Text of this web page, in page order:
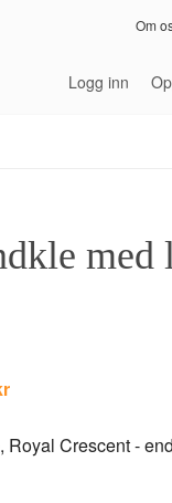
Om
Logg inn
med
Crescent -